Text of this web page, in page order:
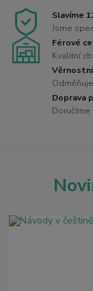
Slavíme
Jsme
Férové
Kvalitní
Doprava
Doručíme